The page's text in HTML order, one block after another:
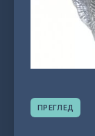
ПРЕГЛЕД